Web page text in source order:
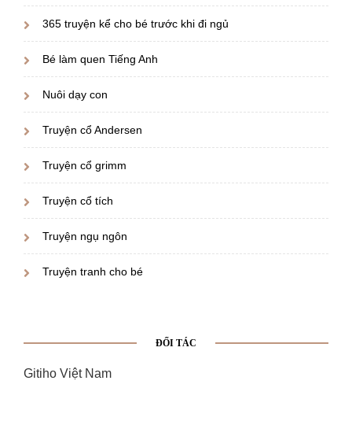
365 truyện kể cho bé trước khi đi ngủ
Bé làm quen Tiếng Anh
Nuôi dạy con
Truyện cổ Andersen
Truyện cổ grimm
Truyện cổ tích
Truyện ngụ ngôn
Truyện tranh cho bé
ĐỐI TÁC
Gitiho Việt Nam